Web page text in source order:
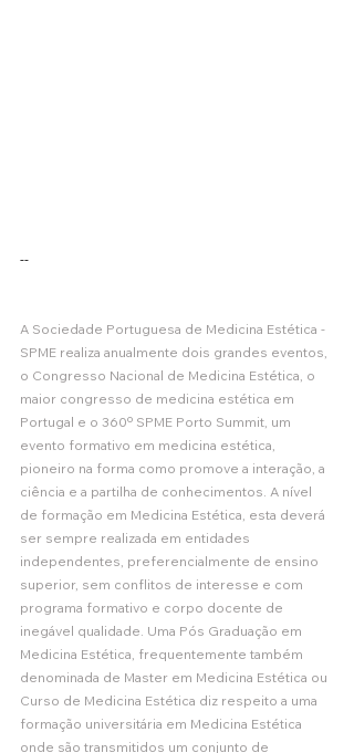
--
A Sociedade Portuguesa de Medicina Estética -
SPME realiza anualmente dois grandes eventos,
o Congresso Nacional de Medicina Estética, o
maior congresso de medicina estética em
Portugal e o 360º SPME Porto Summit, um
evento formativo em medicina estética,
pioneiro na forma como promove a interação, a
ciência e a partilha de conhecimentos. A nível
de formação em Medicina Estética, esta deverá
ser sempre realizada em entidades
independentes, preferencialmente de ensino
superior, sem conflitos de interesse e com
programa formativo e corpo docente de
inegável qualidade. Uma Pós Graduação em
Medicina Estética, frequentemente também
denominada de Master em Medicina Estética ou
Curso de Medicina Estética diz respeito a uma
formação universitária em Medicina Estética
onde são transmitidos um conjunto de